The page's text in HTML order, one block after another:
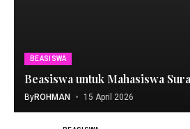
BEASISWA
Beasiswa untuk Mahasiswa
ByROHMAN 15 April 2026